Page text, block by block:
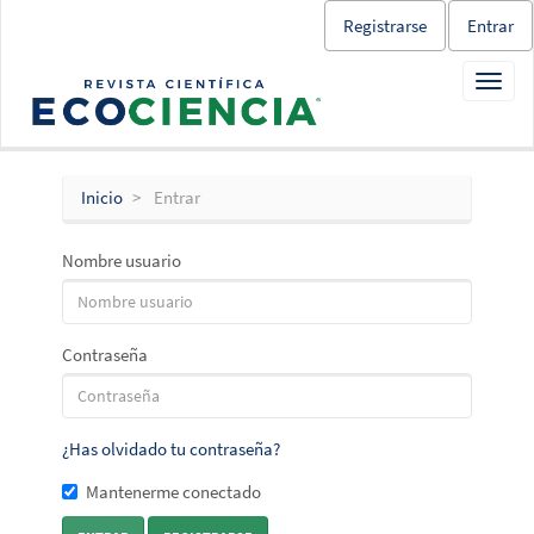
Navegación
principal
principal
Barra
lateral
Registrarse Entrar
Inicio Entrar
Nombre usuario
Contraseña
¿Has olvidado tu contraseña?
Mantenerme conectado